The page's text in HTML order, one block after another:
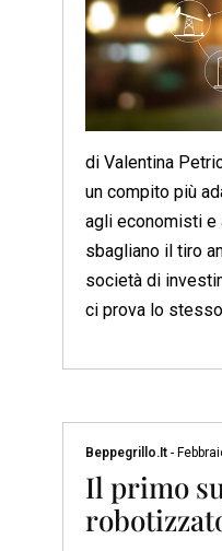
di Valentina
un compito più
agli economisti e
sbagliano il tiro
società di
ci prova lo
Beppegrillo.it -
Il primo